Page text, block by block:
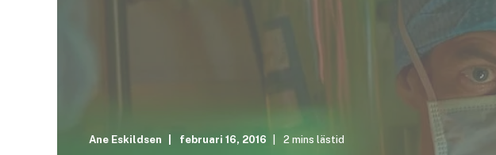
Ane Eskildsen februari 16, 2016 2 mins lästid